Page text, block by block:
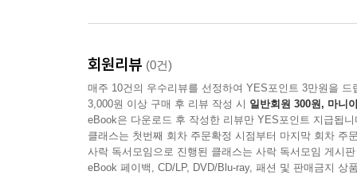
회원리뷰 (0건)
매주 10건의 우수리뷰를 선정하여 YES포인트 3만원을 드
3,000원 이상 구매 후 리뷰 작성 시 일반회원 300원, 마니
eBook은 다운로드 후 작성한 리뷰만 YES포인트 지급됩니
클래스는 첫번째 회차 주문확정 시점부터 마지막 회차 주
사락 독서모임으로 진행된 클래스는 사락 독서모임 게시
eBook 페이백, CD/LP, DVD/Blu-ray, 패션 및 판매금지 상